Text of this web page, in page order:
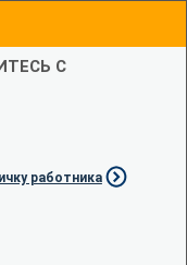
С
работника